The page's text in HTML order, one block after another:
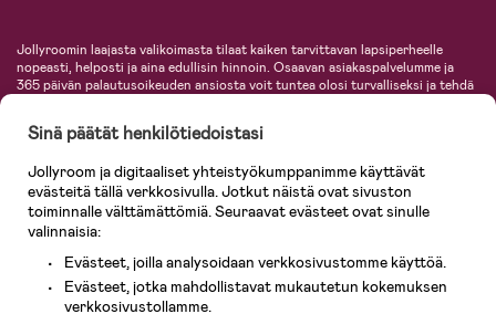
Jollyroomin laajasta valikoimasta tilaat kaiken tarvittavan lapsiperheelle
nopeasti, helposti ja aina edullisin hinnoin. Osaavan asiakaspalvelumme ja
365 päivän palautusoikeuden ansiosta voit tuntea olosi turvalliseksi ja tehdä
lastentarvikkeita sekä paljon muuta. Meiltä löydät lukuisia tunnettuja
KidKraft, Ergobaby, Philips Avent, Neonate, Cybex, LEGO ja monia muita!
Tervetuloa shoppailemaan Pohjoismaiden suurimpaan lastentarvikkeiden
verkkokauppaan!
Sinä päätät henkilötiedoistasi
Jollyroom ja digitaaliset yhteistyökumppanimme käyttävät
evästeitä tällä verkkosivulla. Jotkut näistä ovat sivuston
toiminnalle välttämättömiä. Seuraavat evästeet ovat sinulle
valinnaisia:
Evästeet, joilla analysoidaan verkkosivustomme käyttöä.
Evästeet, jotka mahdollistavat mukautetun kokemuksen
verkkosivustollamme.